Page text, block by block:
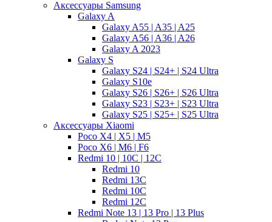
Аксессуары Samsung
Galaxy A
Galaxy A55 | A35 | A25
Galaxy A56 | A36 | A26
Galaxy A 2023
Galaxy S
Galaxy S24 | S24+ | S24 Ultra
Galaxy S10e
Galaxy S26 | S26+ | S26 Ultra
Galaxy S23 | S23+ | S23 Ultra
Galaxy S25 | S25+ | S25 Ultra
Аксессуары Xiaomi
Poco X4 | X5 | M5
Poco X6 | M6 | F6
Redmi 10 | 10C | 12C
Redmi 10
Redmi 13C
Redmi 10C
Redmi 12C
Redmi Note 13 | 13 Pro | 13 Plus